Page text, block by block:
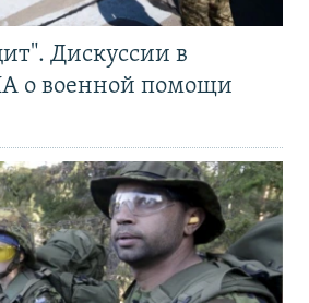
Дискуссии в
о военной помощи